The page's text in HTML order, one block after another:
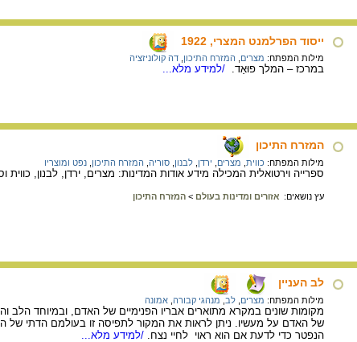
ייסוד הפרלמנט המצרי, 1922
מילות המפתח: מצרים המזרח התיכון דה קולוניזציה
במרכז – המלך פוּאַד. /למידע מלא...
המזרח התיכון
מילות המפתח: כווית מצרים ירדן לבנון סוריה המזרח התיכון נפט ומוצריו
ספרייה וירטואלית המכילה מידע אודות המדינות: מצרים, ירדן, לבנון,
עץ נושאים: אזורים ומדינות בעולם > המזרח התיכון
לב העניין
מילות המפתח: מצרים לב מנהגי קבורה אמונה
מקומות שונים במקרא מתוארים אבריו הפנימיים של האדם, ובמיוחד
של האדם על מעשיו. ניתן לראות את המקור לתפיסה זו בעולמם הדתי של
הנפטר כדי לדעת אם הוא ראוי לחיי נצח. /למידע מלא...